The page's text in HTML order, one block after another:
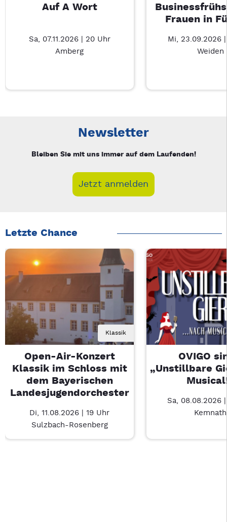
Auf A Wort
Sa, 07.11.2026 | 20 Uhr
Amberg
Frauen in
Mi, 23.09.2026
Weiden
Newsletter
Bleiben Sie mit uns immer auf dem Laufenden!
Jetzt anmelden
Letzte Chance
Klassik
Open-Air-Konzert
Klassik im Schloss mit
dem Bayerischen
Landesjugendorchester
Di, 11.08.2026 | 19 Uhr
Sulzbach-Rosenberg
OVIGO
„Unstillbare
Sa, 08.08.2026
Kemnath